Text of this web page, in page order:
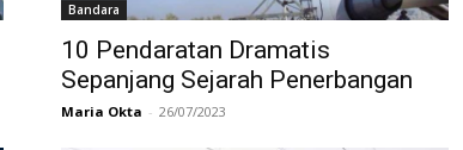
Bandara
10 Pendaratan Dramatis
Sepanjang Sejarah Penerbangan
Maria Okta - 26/07/2023